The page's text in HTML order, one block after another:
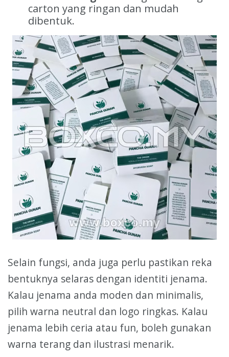
carton yang ringan dan mudah
dibentuk.
Selain fungsi, anda juga perlu pastikan reka
bentuknya selaras dengan identiti jenama.
Kalau jenama anda moden dan minimalis,
pilih warna neutral dan logo ringkas. Kalau
jenama lebih ceria atau fun, boleh gunakan
warna terang dan ilustrasi menarik.